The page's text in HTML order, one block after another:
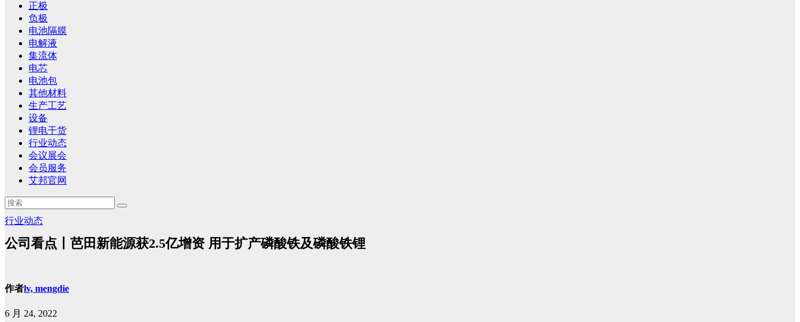
正极
负极
电池隔膜
电解液
集流体
电芯
电池包
其他材料
生产工艺
设备
锂电干货
行业动态
会议展会
会员服务
艾邦官网
行业动态
公司看点丨芭田新能源获2.5亿增资 用于扩产磷酸铁及磷酸铁锂
作者lv, mengdie
6 月 24, 2022